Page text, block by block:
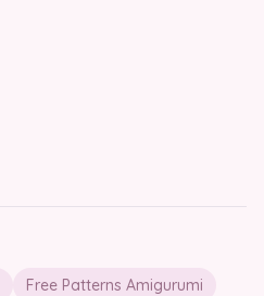
Free Patterns Amigurumi